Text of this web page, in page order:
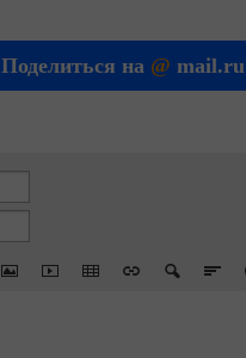
Поделиться на @ mail.ru